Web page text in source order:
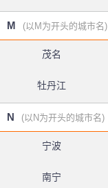
M (以M为开头的城市名)
茂名
牡丹江
N (以N为开头的城市名)
宁波
南宁